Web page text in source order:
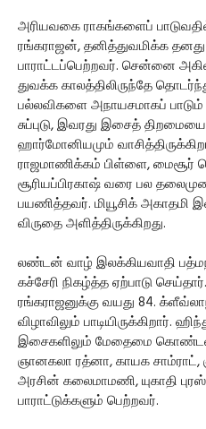
அரியவகை ராகங்களைப்
ரங்கராஜன், தனித்துவமிக்க தனது
பாராட்டப்பெற்றவர். சென்னை
துவக்க காலத்திலிருந்தே
பல்லவிகளை அநாயசமாகப்
சுப்புடு, இவரது இசைத்
ஹார்மோனியமும்
ராஜமாணிக்கம் பிள்ளை, மைசூர்
சூரியப்பிரகாஷ் வரை பல
பயணித்தவர். மியூசிக் அகாதமி
விருதை அளித்திருக்கிறது.
லண்டன் வாழ் இலக்கியவாதி
கச்சேரி நிகழ்த்த ஏற்பாடு
ரங்கராஜனுக்கு வயது 84.
விழாவிலும் பாடியிருக்கிறார்.
இசைகளிலும் மேதைமை
ஞானகலா ரத்னா, காயக சாம்ராட்,
அரசின் கலைமாமணி, யுகாதி
பாராட்டுக்களும் பெற்றவர்.